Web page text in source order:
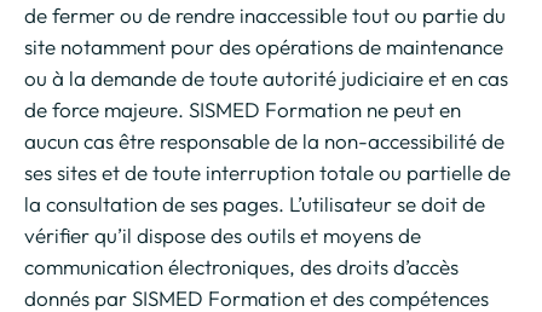
de fermer ou de rendre inaccessible tout ou partie du
site notamment pour des opérations de maintenance
ou à la demande de toute autorité judiciaire et en cas
de force majeure. SISMED Formation ne peut en
aucun cas être responsable de la non-accessibilité de
ses sites et de toute interruption totale ou partielle de
la consultation de ses pages. L’utilisateur se doit de
vérifier qu’il dispose des outils et moyens de
communication électroniques, des droits d’accès
donnés par SISMED Formation et des compétences